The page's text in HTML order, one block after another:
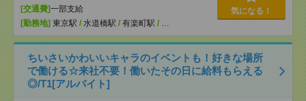
[交通費]一部支給
[勤務地] 東京駅 / 水道橋駅 / 有楽町駅 / …
気になる！
ちいさいかわいいキャラのイベントも！好きな場所
で働ける☆来社不要！働いたその日に給料もらえる
◎/T1[アルバイト]